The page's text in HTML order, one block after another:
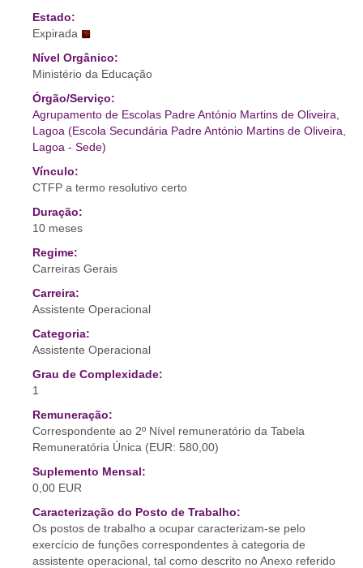
Estado:
Expirada
Nível Orgânico:
Ministério da Educação
Órgão/Serviço:
Agrupamento de Escolas Padre António Martins de Oliveira,
Lagoa (Escola Secundária Padre António Martins de Oliveira,
Lagoa - Sede)
Vínculo:
CTFP a termo resolutivo certo
Duração:
10 meses
Regime:
Carreiras Gerais
Carreira:
Assistente Operacional
Categoria:
Assistente Operacional
Grau de Complexidade:
1
Remuneração:
Correspondente ao 2º Nível remuneratório da Tabela
Remuneratória Única (EUR: 580,00)
Suplemento Mensal:
0,00 EUR
Caracterização do Posto de Trabalho:
Os postos de trabalho a ocupar caracterizam-se pelo
exercício de funções correspondentes à categoria de
assistente operacional, tal como descrito no Anexo referido